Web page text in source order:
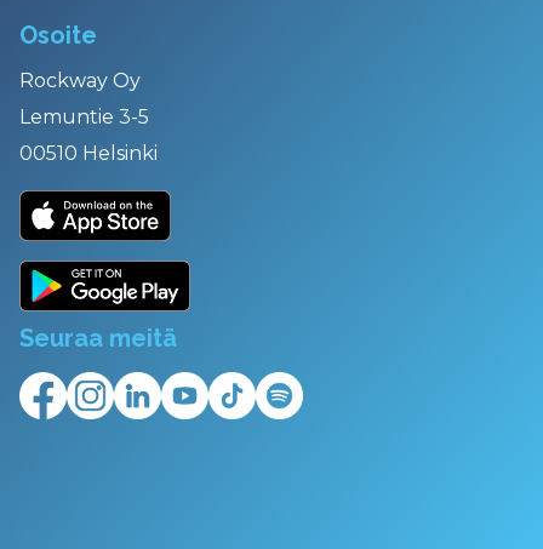
Osoite
Rockway Oy
Lemuntie 3-5
00510 Helsinki
Seuraa meitä